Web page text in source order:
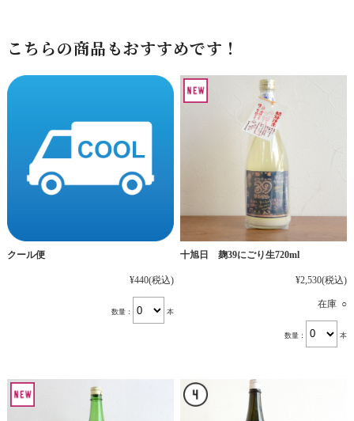
こちらの商品もおすすめです！
クール便
¥440(税込)
数量： 本
十旭日 麹39にごり生720ml
¥2,530(税込)
在庫 ○
数量： 本